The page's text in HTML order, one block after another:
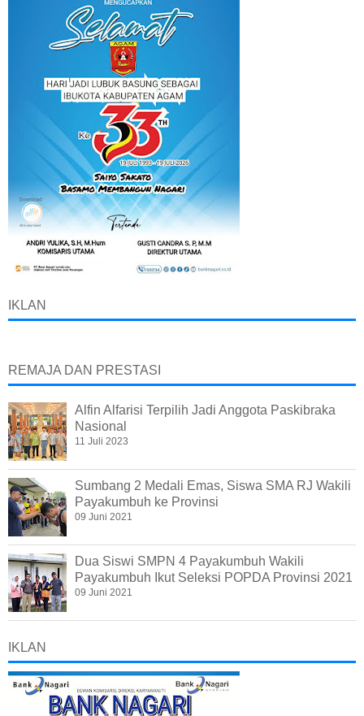
IKLAN
REMAJA DAN PRESTASI
Alfin Alfarisi Terpilih Jadi Anggota Paskibraka
Nasional
11 Juli 2023
Sumbang 2 Medali Emas, Siswa SMA RJ Wakili
Payakumbuh ke Provinsi
09 Juni 2021
Dua Siswi SMPN 4 Payakumbuh Wakili
Payakumbuh Ikut Seleksi POPDA Provinsi 2021
09 Juni 2021
IKLAN